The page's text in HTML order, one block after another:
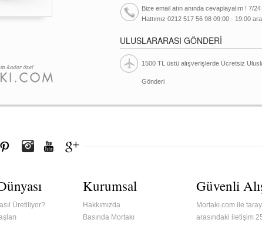
Bize email atın anında cevaplayalım ! 7/
Hattımız 0212 517 56 98 09:00 - 19:00
ULUSLARARASI GÖNDERİ
1500 TL üstü alışverişlerde Ücretsiz
Gönderi
Üretiliyor?
Kurumsal
Hakkımızda
Basında Mortakı
Güvenli
Mortakı.com ile
arasındaki iletişim